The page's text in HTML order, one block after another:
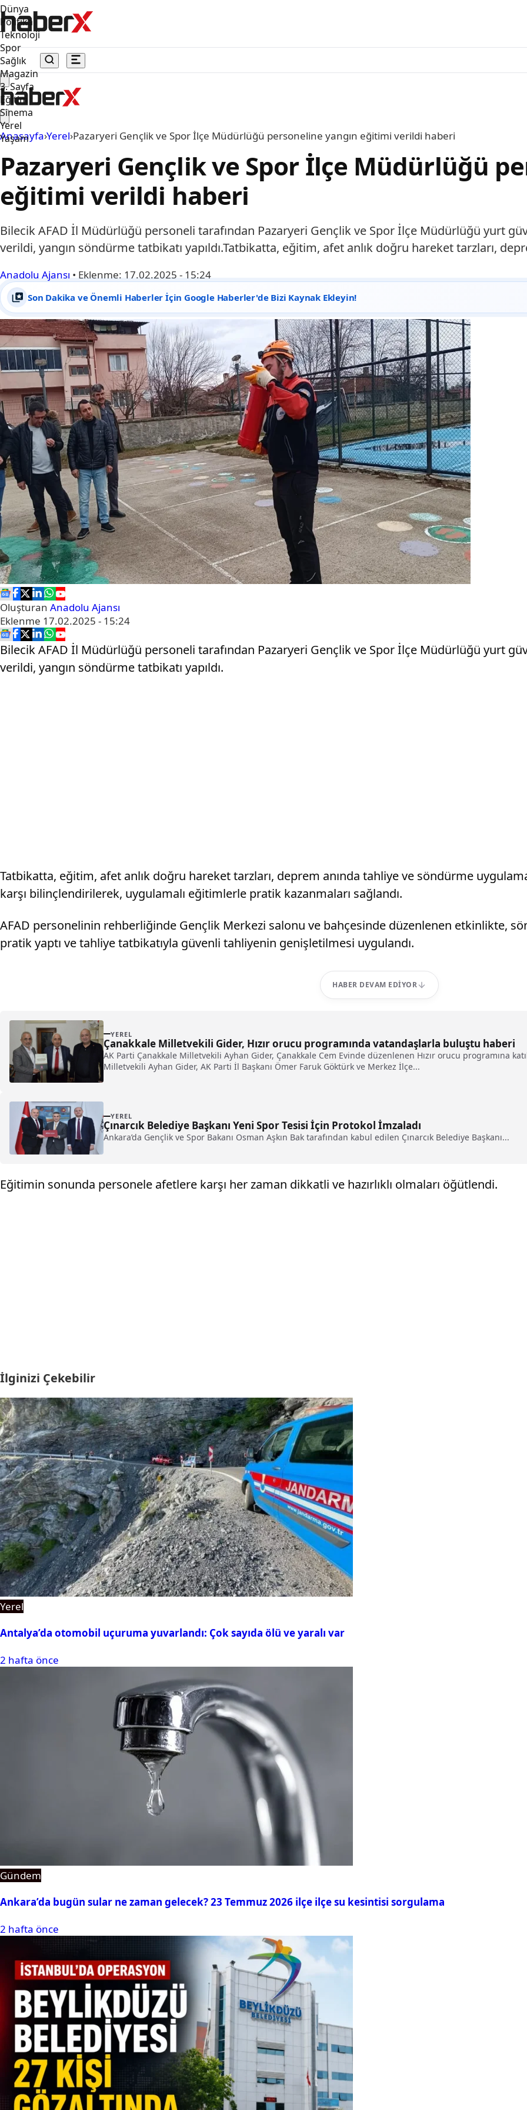
Dünya
Politika
Teknoloji
Spor
Sağlık
Magazin
3. Sayfa
Eğitim
Sinema
Yerel
Yaşam
Anasayfa›Yerel›Pazaryeri Gençlik ve Spor İlçe Müdürlüğü personeline yangın eğitimi verildi haberi
Pazaryeri Gençlik ve Spor İlçe Müdürlüğü
eğitimi verildi haberi
Bilecik AFAD İl Müdürlüğü personeli tarafından Pazaryeri Gençlik ve Spor İlçe Müdürlüğü yurt
verildi, yangın söndürme tatbikatı yapıldı.Tatbikatta, eğitim, afet anlık doğru hareket tarzları,
Anadolu Ajansı • Eklenme: 17.02.2025 - 15:24
Son Dakika ve Önemli Haberler İçin Google Haberler'de Bizi Kaynak Ekleyin!
Oluşturan Anadolu Ajansı
Eklenme 17.02.2025 - 15:24
Bilecik AFAD İl Müdürlüğü personeli tarafından Pazaryeri Gençlik ve Spor İlçe Müdürlüğü yurt
verildi, yangın söndürme tatbikatı yapıldı.
Tatbikatta, eğitim, afet anlık doğru hareket tarzları, deprem anında tahliye ve söndürme
karşı bilinçlendirilerek, uygulamalı eğitimlerle pratik kazanmaları sağlandı.
AFAD personelinin rehberliğinde Gençlik Merkezi salonu ve bahçesinde düzenlenen etkinlikte,
pratik yaptı ve tahliye tatbikatıyla güvenli tahliyenin genişletilmesi uygulandı.
HABER DEVAM EDIYOR
YEREL
Çanakkale Milletvekili Gider, Hızır orucu programında vatandaşlarla buluştu haberi
AK Parti Çanakkale Milletvekili Ayhan Gider, Çanakkale Cem Evinde düzenlenen Hızır orucu programına
Milletvekili Ayhan Gider, AK Parti İl Başkanı Ömer Faruk Göktürk ve Merkez İlçe...
YEREL
Çınarcık Belediye Başkanı Yeni Spor Tesisi İçin Protokol İmzaladı
Ankara’da Gençlik ve Spor Bakanı Osman Aşkın Bak tarafından kabul edilen Çınarcık Belediye Başkanı...
Eğitimin sonunda personele afetlere karşı her zaman dikkatli ve hazırlıklı olmaları öğütlendi.
İlginizi Çekebilir
Yerel
Antalya’da otomobil uçuruma yuvarlandı: Çok sayıda ölü ve yaralı var
2 hafta önce
Gündem
Ankara’da bugün sular ne zaman gelecek? 23 Temmuz 2026 ilçe ilçe su kesintisi sorgulama
2 hafta önce